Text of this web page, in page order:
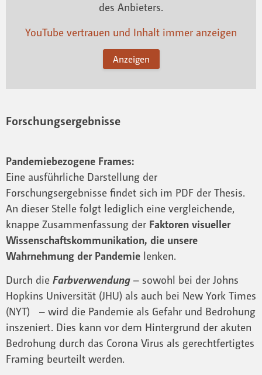
des Anbieters.
YouTube vertrauen und Inhalt immer anzeigen
Anzeigen
Forschungsergebnisse
Pandemiebezogene Frames:
Eine ausführliche Darstellung der
Forschungsergebnisse findet sich im PDF der Thesis.
An dieser Stelle folgt lediglich eine vergleichende,
knappe Zusammenfassung der Faktoren visueller
Wissenschaftskommunikation, die unsere
Wahrnehmung der Pandemie lenken.
Durch die Farbverwendung – sowohl bei der Johns
Hopkins Universität (JHU) als auch bei New York Times
(NYT) – wird die Pandemie als Gefahr und Bedrohung
inszeniert. Dies kann vor dem Hintergrund der akuten
Bedrohung durch das Corona Virus als gerechtfertigtes
Framing beurteilt werden.